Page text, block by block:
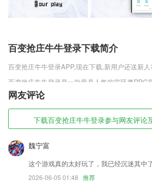
百变抢庄牛牛登录下载简介
百变抢庄牛牛登录APP,现在下载,新用户还送新
百变抢庄牛牛登录是一款最具人气的宫廷类RPG
美宫廷实景，人物高精建模，体验移步换景、日
俗话说，九转十世，投胎皇家。走一步，看两步
皇宫，你该如何步步为营?
百变抢庄牛牛登录软件特色
1,无缝连接推荐，加上良好的管理服务推荐永远让
2,百万篇作文范文，通篇详细讲解
3,界面有培训管理教程，也拥有第三方的企业服
网友评论
下载百变抢庄牛牛登录参与网友评论
魏宁富
这个游戏真的太好玩了，我已经沉迷其中
2026-06-05 01:48 推荐